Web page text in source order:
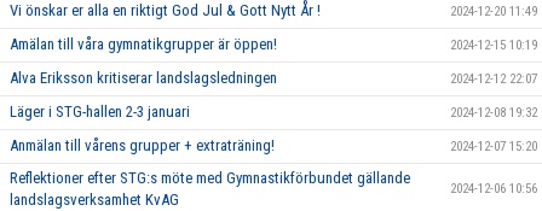
Vi önskar er alla en riktigt God Jul & Gott Nytt År ! 2024-12-20 11:49
Amälan till våra gymnatikgrupper är öppen! 2024-12-15 10:19
Alva Eriksson kritiserar landslagsledningen 2024-12-12 22:07
Läger i STG-hallen 2-3 januari 2024-12-08 19:32
Anmälan till vårens grupper + extraträning! 2024-12-07 15:20
Reflektioner efter STG:s möte med Gymnastikförbundet gällande
landslagsverksamhet KvAG
2024-12-06 10:56